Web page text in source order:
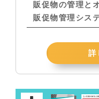
販促物の管理と
販促物管理シス
詳